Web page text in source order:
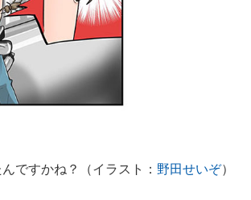
ですかね？（イラスト： 野田せいぞ）